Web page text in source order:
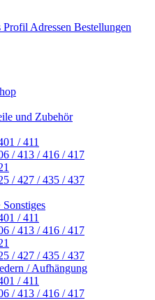
Profil Adressen Bestellungen
und Zubehör
/ 411
/ 413 / 416 / 417
/ 427 / 435 / 437
/ 411
/ 413 / 416 / 417
/ 427 / 435 / 437
/ Aufhängung
/ 411
/ 413 / 416 / 417